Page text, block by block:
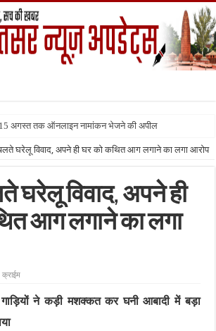
15 अगस्त तक ऑनलाइन नामांकन भेजने की अपील
घरेलू विवाद, अपने ही घर को कथित आग लगाने का लगा आरोप
घरेलू विवाद, अपने ही
आग लगाने का लगा
क्राईम
ने कड़ी मशक्कत कर घनी आबादी में बड़ा